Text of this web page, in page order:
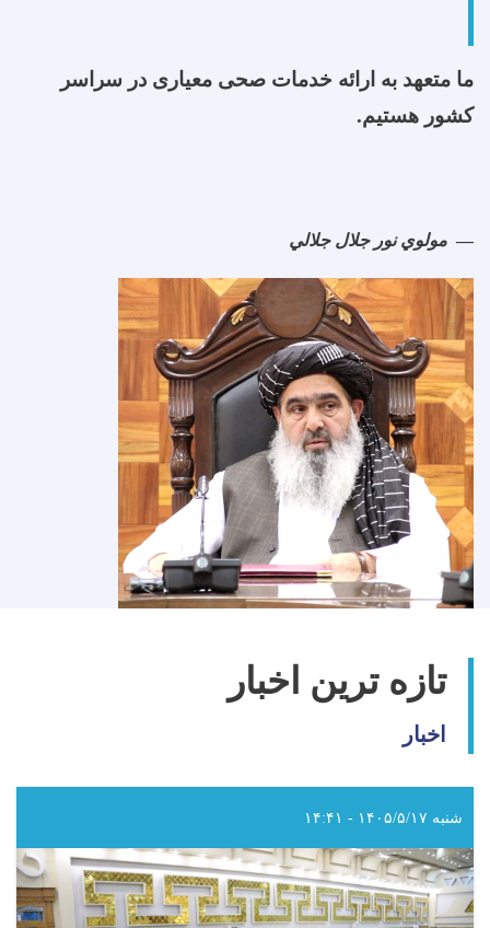
ما متعهد به ارائه خدمات صحی معیاری در سراسر
کشور هستیم.
مولوي نور جلال جلالي
تازه ترین اخبار
اخبار
شنبه ۱۴۰۵/۵/۱۷ - ۱۴:۴۱